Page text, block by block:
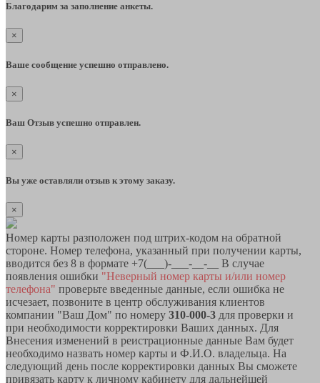
Благодарим за заполнение анкеты.
×
Ваше сообщение успешно отправлено.
×
Ваш Отзыв успешно отправлен.
×
Вы уже оставляли отзыв к этому заказу.
×
Номер карты разположен под штрих-кодом на обратной
стороне. Номер телефона, указанный при получении карты,
вводится без 8 в формате +7(___)-___-__-__ В случае
появления ошибки "Неверный номер карты и/или номер
телефона" проверьте введенные данные, если ошибка не
исчезает, позвоните в центр обслуживания клиентов
компании "Ваш Дом" по номеру 310-000-3 для проверки и
при необходимости корректировки Ваших данных. Для
Внесения изменений в реистрационные данные Вам будет
необходимо назвать номер карты и Ф.И.О. владельца. На
следующий день после корректировки данных Вы сможете
привязать карту к личному кабинету для дальнейшей